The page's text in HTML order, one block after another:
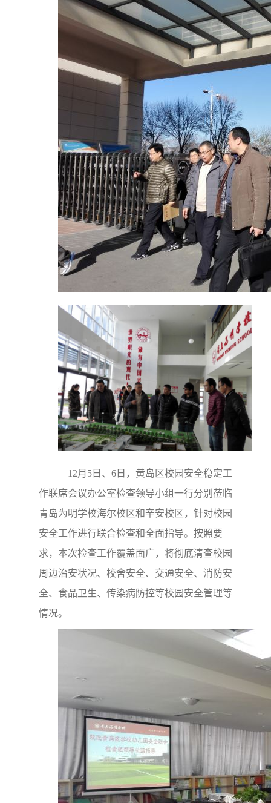
12月5日、6日，黄岛区校园安全稳定工
作联席会议办公室检查领导小组一行分别莅临
青岛为明学校海尔校区和辛安校区，针对校园
安全工作进行联合检查和全面指导。按照要
求，本次检查工作覆盖面广，将彻底清查校园
周边治安状况、校舍安全、交通安全、消防安
全、食品卫生、传染病防控等校园安全管理等
情况。